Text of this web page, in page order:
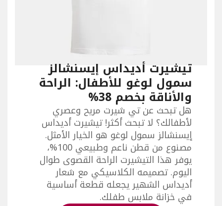
تيشيرت أديداس إيسنشالز
سمول لوغو للأطفال: الراحة
والأناقة بخصم 38%
هل تبحث عن تي شيرت مريح وعصري
لأطفالك؟ لا تبحث أكثر! تيشيرت أديداس
إيسنشالز سمول لوغو هو الخيار الأمثل.
مصنوع من قطن ناعم وطبيعي 100%،
يوفر هذا التيشيرت الراحة القصوى طوال
اليوم. تصميمه الكلاسيكي مع شعار
أديداس الشهير يجعله قطعة أساسية
في خزانة ملابس طفلك.